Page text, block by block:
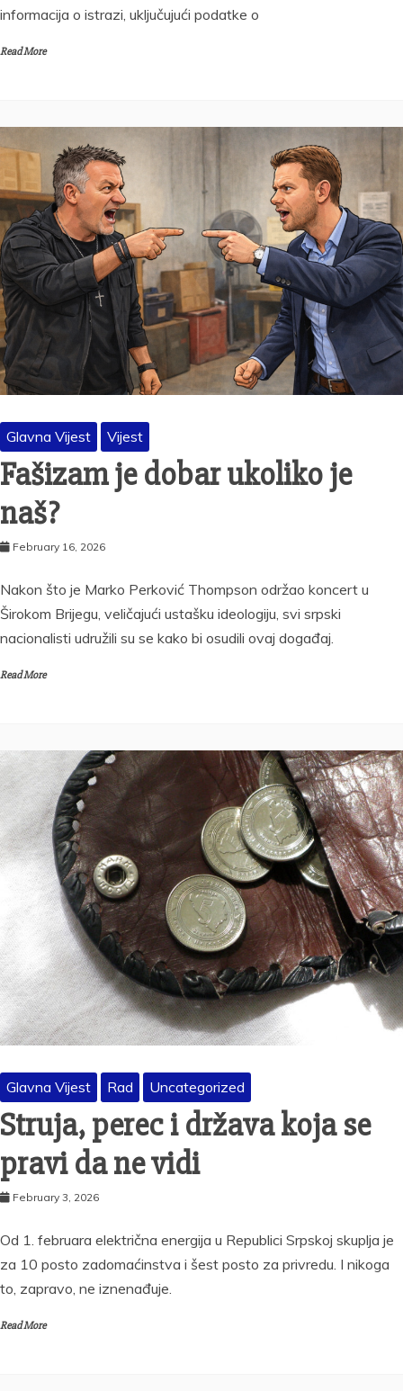
informacija o istrazi, uključujući podatke o
Read More
Glavna Vijest Vijest
Fašizam je dobar ukoliko je
naš?
February 16, 2026
Nakon što je Marko Perković Thompson održao koncert u
Širokom Brijegu, veličajući ustašku ideologiju, svi srpski
nacionalisti udružili su se kako bi osudili ovaj događaj.
Read More
Glavna Vijest Rad Uncategorized
Struja, perec i država koja se
pravi da ne vidi
February 3, 2026
Od 1. februara električna energija u Republici Srpskoj skuplja je
za 10 posto zadomaćinstva i šest posto za privredu. I nikoga
to, zapravo, ne iznenađuje.
Read More